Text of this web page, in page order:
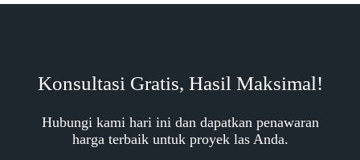
Konsultasi Gratis, Hasil Maksimal!
Hubungi kami hari ini dan dapatkan penawaran
harga terbaik untuk proyek las Anda.